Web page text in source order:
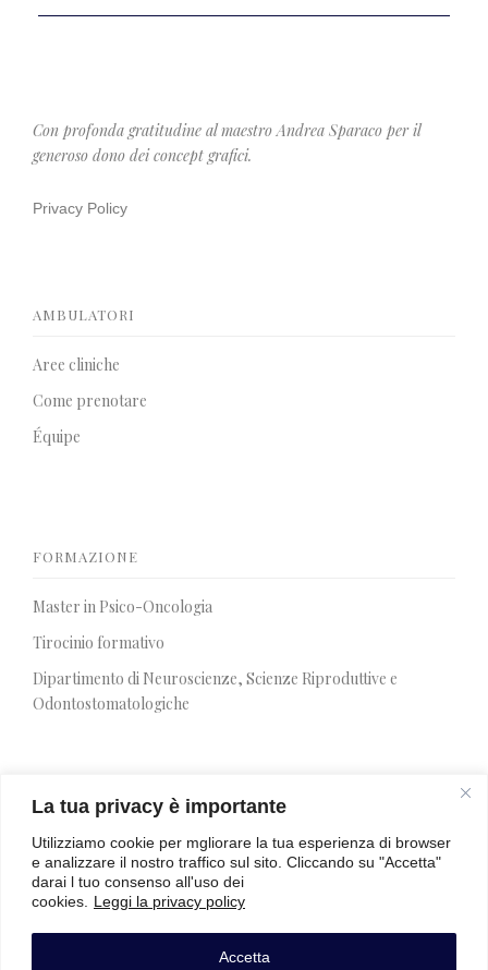
La tua privacy è importante
Utilizziamo cookie per mgliorare la tua esperienza di browser
e analizzare il nostro traffico sul sito. Cliccando su "Accetta"
darai l tuo consenso all'uso dei
cookies.
Leggi la privacy policy
Accetta
Con profonda gratitudine al maestro Andrea Sparaco per il
generoso dono dei concept grafici.
Privacy Policy
AMBULATORI
Aree cliniche
Come prenotare
Équipe
FORMAZIONE
Master in Psico-Oncologia
Tirocinio formativo
Dipartimento di Neuroscienze, Scienze Riproduttive e
Odontostomatologiche
Programma
Premio SIR